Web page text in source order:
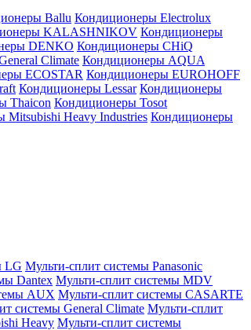
Ballu Кондиционеры Electrolux
KALASHNIKOV Кондиционеры
DENKO Кондиционеры CHiQ
Climate Кондиционеры AQUA
ECOSTAR Кондиционеры EUROHOFF
Кондиционеры Lessar Кондиционеры
Thaicon Кондиционеры Tosot
Mitsubishi Heavy Industries Кондиционеры
LG Мульти-сплит системы Panasonic
Dantex Мульти-сплит системы MDV
AUX Мульти-сплит системы CASARTE
системы General Climate Мульти-сплит
Heavy Мульти-сплит системы